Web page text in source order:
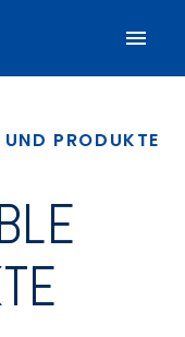
UND PRODUKTE